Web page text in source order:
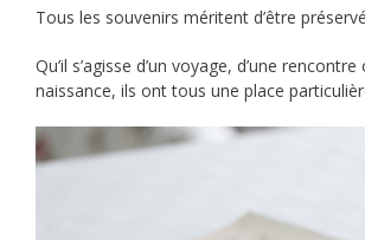
Tous les souvenirs méritent d’être
Qu’il s’agisse d’un voyage, d’une rencontre
naissance, ils ont tous une place